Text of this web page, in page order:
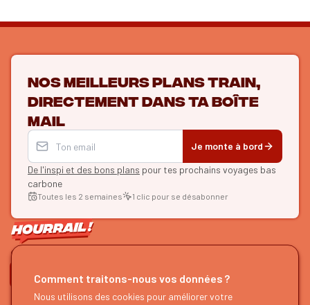
Nos meilleurs plans train,
directement dans ta boîte
mail
Je monte à bord
De l'inspi et des bons plans pour tes prochains voyages bas
carbone
Toutes les 2 semaines 1 clic pour se désabonner
ON SE SUIT ?
HOURRAIL ! EXPLORER
Comment traitons-nous vos données ?
Nous utilisons des cookies pour améliorer votre